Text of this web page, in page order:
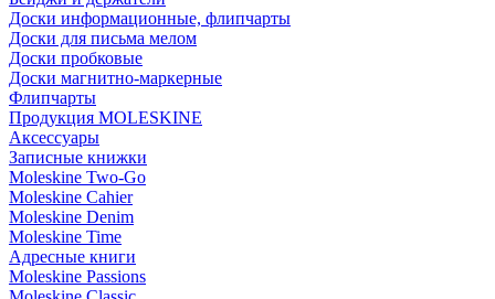
Доски информационные, флипчарты
Доски для письма мелом
Доски пробковые
Доски магнитно-маркерные
Флипчарты
Продукция MOLESKINE
Аксессуары
Записные книжки
Moleskine Two-Go
Moleskine Cahier
Moleskine Denim
Moleskine Time
Адресные книги
Moleskine Passions